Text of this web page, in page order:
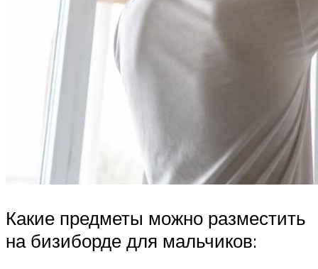
Какие предметы можно разместить
на бизиборде для мальчиков: